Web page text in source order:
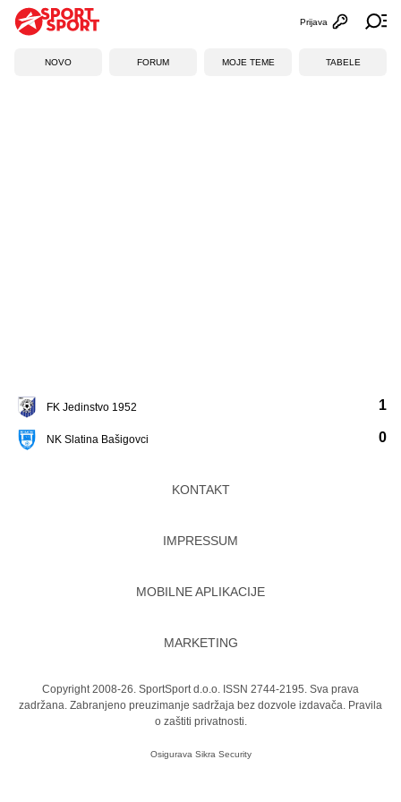
Otvori
Prijava
NOVO FORUM MOJE TEME TABELE
FK Jedinstvo 1952
NK Slatina Bašigovci
1
0
KONTAKT
IMPRESSUM
MOBILNE APLIKACIJE
MARKETING
Copyright 2008-26. SportSport d.o.o. ISSN 2744-2195. Sva prava
zadržana. Zabranjeno preuzimanje sadržaja bez dozvole izdavača. Pravila
o zaštiti privatnosti.
Osigurava Sikra Security